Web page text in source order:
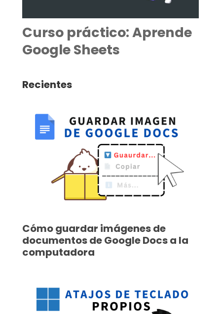
Curso práctico: Aprende
Google Sheets
Recientes
Cómo guardar imágenes de
documentos de Google Docs a la
computadora